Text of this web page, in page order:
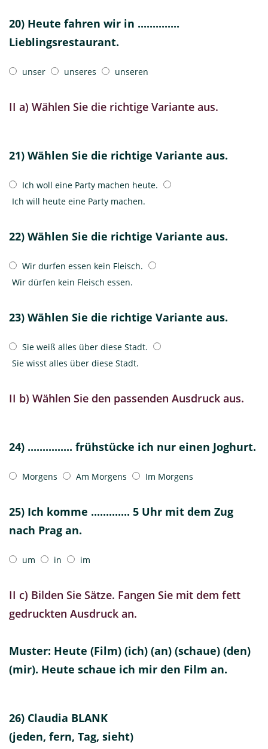
20) Heute fahren wir in ..............
Lieblingsrestaurant.
unser unseres unseren
II a) Wählen Sie die richtige Variante aus.
21) Wählen Sie die richtige Variante aus.
Ich woll eine Party machen heute.
Ich will heute eine Party machen.
22) Wählen Sie die richtige Variante aus.
Wir durfen essen kein Fleisch.
Wir dürfen kein Fleisch essen.
23) Wählen Sie die richtige Variante aus.
Sie weiß alles über diese Stadt.
Sie wisst alles über diese Stadt.
II b) Wählen Sie den passenden Ausdruck aus.
24) ............... frühstücke ich nur einen Joghurt.
Morgens Am Morgens Im Morgens
25) Ich komme ............. 5 Uhr mit dem Zug
nach Prag an.
um in im
II c) Bilden Sie Sätze. Fangen Sie mit dem fett
gedruckten Ausdruck an.
Muster: Heute (Film) (ich) (an) (schaue) (den)
(mir). Heute schaue ich mir den Film an.
26) Claudia BLANK
(jeden, fern, Tag, sieht)